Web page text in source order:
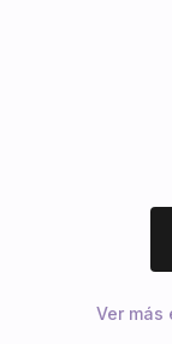
Ver más